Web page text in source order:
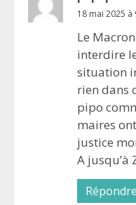
18 mai 2025 à
Le
interdire
situation
rien dans
pipo
maires
justice
A jusqu’à
Répondre